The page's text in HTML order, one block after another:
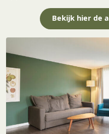
Bekijk hier de